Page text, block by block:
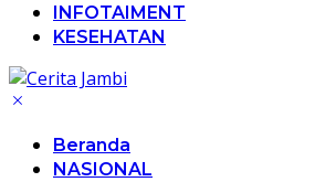
INFOTAIMENT
KESEHATAN
Beranda
NASIONAL